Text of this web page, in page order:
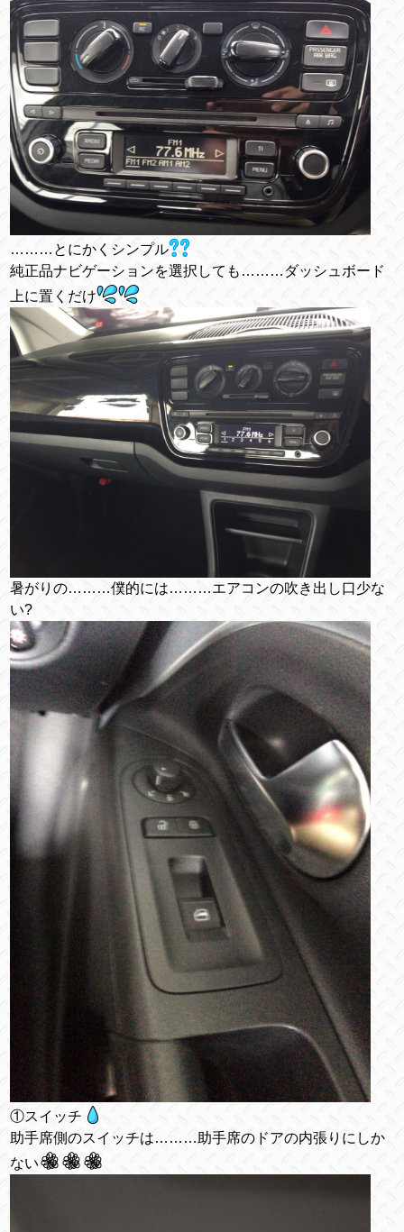
………とにかくシンプル
純正品ナビゲーションを選択しても………ダッシュボード
上に置くだけ
暑がりの………僕的には………エアコンの吹き出し口少な
い?
①スイッチ
助手席側のスイッチは………助手席のドアの内張りにしか
ない